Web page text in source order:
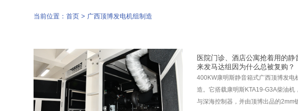
当前位置：首页 > 广西顶博发电机组制造
医院门诊、酒店公寓抢着用的
来发马达组因为什么总被复购？
400KW康明斯静音箱式广西顶博发电
造。它搭载康明斯KTA19-G3A柴油
与深海控制器，并由顶博出品的2mm